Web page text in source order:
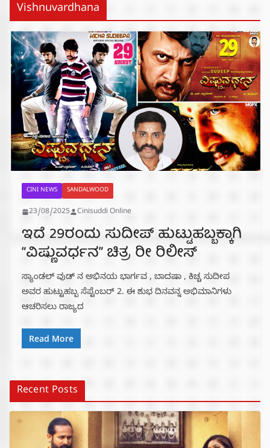
Vishnuvardhana
CINI NEWS SANDALWOOD
23/08/2025 Cinisuddi Online
ಇದೆ 29ರಂದು ಸುದೀಪ್ ಹುಟ್ಟುಹಬ್ಬಕ್ಕಾಗಿ
“ವಿಷ್ಣುವರ್ಧನ” ಚಿತ್ರ ರೀ ರಿಲೀಸ್
ಸ್ಯಾಂಡಲ್ ವುಡ್ ನ ಅಭಿನಯ ಭಾರ್ಗವ , ಬಾದಷಾ , ಕಿಚ್ಚ ಸುದೀಪ
ಅವರ ಹುಟ್ಟುಹಬ್ಬ ಸೆಪ್ಟೆಂಬರ್ 2. ಈ ಶುಭ ದಿನವನ್ನ ಅಭಿಮಾನಿಗಳು
ಆಚರಿಸಲು ರಾಜ್ಯದ
Read More
Recent Posts